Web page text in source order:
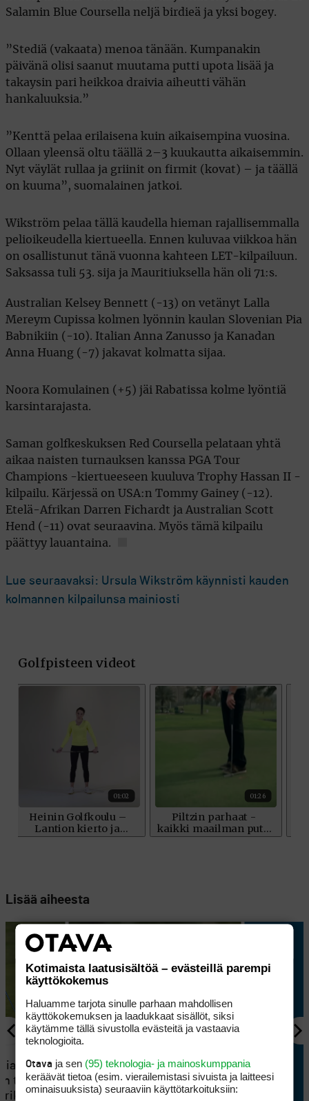
Salamin Blue Coursella neljä birdieä ja yksi bogey.
”Stediä (vakaata) menoa tänään. Kumpanakin
päivänä olisi saanut muutama putti upota lisää ja
takaysin pari heikkoa draivia aiheutti vähän
hankaluuksia.”
”Kenttä pelaa erilaisena kuin aikaisempina vuosina.
Ollaan yleensä oltu täällä 2–3 kuukautta aikaisemmin.
Nyt väylät rullaa ja griinit on firmit (kovat) – ja täällä
on kuuma”, suomalainen jatkoi.
Wikström pelaa tällä kaudella hieman rajallisemmalla
pelioikeudella kiertueella. Ennen kuluvaa viikkoa hän
on osallistunut tänä vuonna kahteen LET-kilpailuun.
Saksassa tuli 53. sija ja Mauritiuksella hän oli 71:s.
Australian Kelsey Bennett (-13) on vetänyt Lalla
Mereym Cupissa kolmen lyönnin kaulan Slovenian Pia
Babnikiin (-10). Italian Anna Zanusso ja Kanadan
Anna Huang (-7) jakavat kolmatta sijaa.
Noora Komulainen (+5) jäi Rabatissa kolme lyöntiä
karsintarajasta.
Saman golfkeskuksen Red Coursella pelataan yhtä
aikaa naisten turnauksen kanssa PGA Tour
Champions -kiertueeseen kuuluva Trophy Hassan II -
kilpailu. Kärjessä on USA:n Tommy Gainey (-12).
Etelä-Afrikan Darren Fichardt ja Australian Scott
Hend (-11) ovat seuraavina. Myös tämä kilpailu
päättyy lauantaina.
Lue seuraavaksi: Ursula Wikström käynnisti kauden
kolmannen kilpailunsa mainiosti
Lisää aiheesta
Pitkät väylät palkitsivat Tapio
Pulkkasen kitsaasti, mutta
taistelu kovasta sijoituksesta
tuli
Kotimaista laatusisältöä – evästeillä parempi
käyttökokemus
Haluamme tarjota sinulle parhaan mahdollisen
käyttökokemuksen ja laadukkaat sisällöt, siksi
käytämme tällä sivustolla evästeitä ja vastaavia
teknologioita.
Otava ja sen (95) teknologia- ja mainoskumppania
keräävät tietoa (esim. vierailemis­tasi sivuista ja laitteesi
ominaisuuk­sista) seuraaviin käyttötarkoituksiin: